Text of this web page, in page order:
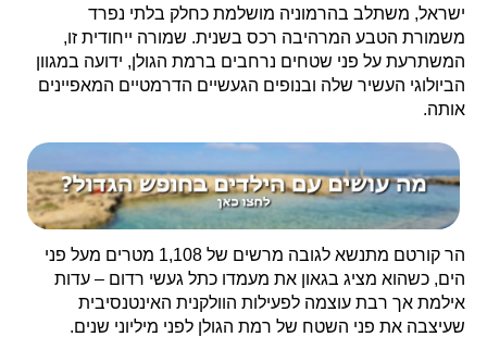
ישראל, משתלב בהרמוניה מושלמת כחלק בלתי נפרד
משמורת הטבע המרהיבה רכס בשנית. שמורה ייחודית זו,
המשתרעת על פני שטחים נרחבים ברמת הגולן, ידועה במגוון
הביולוגי העשיר שלה ובנופים הגעשיים הדרמטיים המאפיינים
אותה.
הר קורטם מתנשא לגובה מרשים של 1,108 מטרים מעל פני
הים, כשהוא מציג בגאון את מעמדו כתל געשי רדום – עדות
אילמת אך רבת עוצמה לפעילות הוולקנית האינטנסיבית
שעיצבה את פני השטח של רמת הגולן לפני מיליוני שנים.